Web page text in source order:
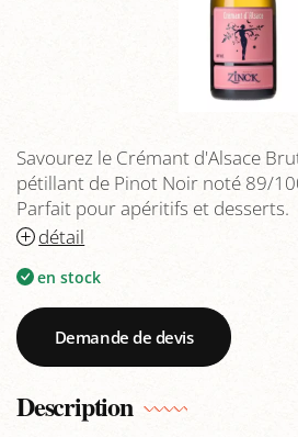
Savourez le Crémant d'Alsace
pétillant de Pinot Noir noté 89/
Parfait pour apéritifs et desserts.
détail
en stock
Demande de devis
Description